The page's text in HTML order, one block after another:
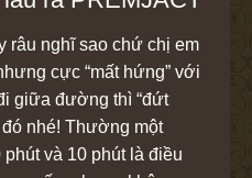
râu nghĩ sao chứ chị em
cực “mất hứng” với
giữa đường thì “đứt
đó nhé! Thường một
và 10 phút là điều